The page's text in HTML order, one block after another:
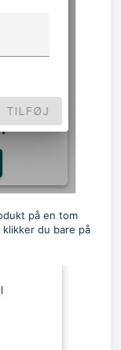
på en tom
du bare på